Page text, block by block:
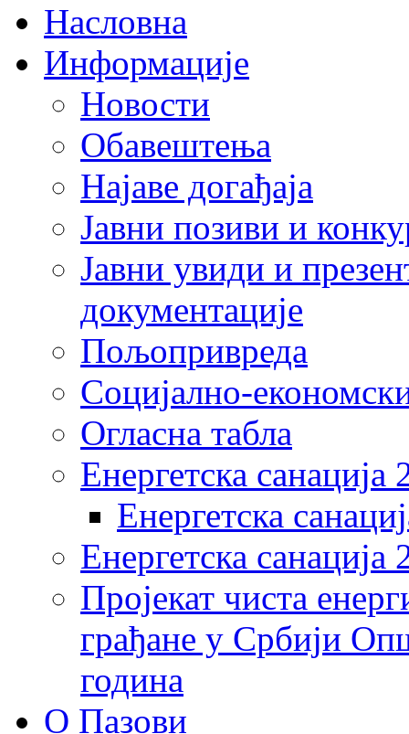
Насловна
Информације
Новости
Обавештења
Најаве догађаја
Јавни позиви и
Јавни увиди и
документације
Пољопривреда
Социјално-
Огласна табла
Енергетска санација
Енергетска
Енергетска
Пројекат чиста
грађане у Србији
година
О Пазови